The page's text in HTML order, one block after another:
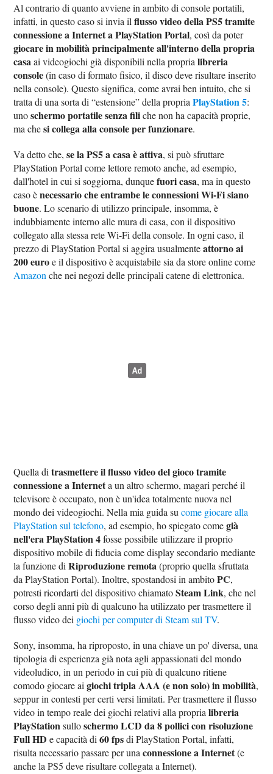
Al contrario di quanto avviene in ambito di console portatili,
infatti, in questo caso si invia ilflusso video della PS5 tramite
connessione a Internet a PlayStation Portal, così da poter
giocare in mobilità principalmente all'interno della propria
casaai videogiochi già disponibili nella proprialibreria
console(in caso di formato fisico, il disco deve risultare inserito
nella console). Questo significa, come avrai ben intuito, che si
tratta di una sorta di “estensione” della propriaPlayStation5:
unoschermo portatile senza filiche non ha capacità proprie,
ma chesi collega alla console per funzionare.
Va detto che,se la PS5 a casa è attiva, si può sfruttare
PlayStation Portal come lettore remoto anche, ad esempio,
dall'hotel in cui si soggiorna, dunquefuori casa, ma in questo
caso ènecessario che entrambe le connessioni Wi-Fi siano
buone. Lo scenario di utilizzo principale, insomma, è
indubbiamente interno alle mura di casa, con il dispositivo
collegato alla stessa rete Wi-Fi della console. In ogni caso, il
prezzo di PlayStation Portal si aggira usualmenteattorno ai
200 euroe il dispositivo è acquistabile sia da store online come
Amazon che nei negozi delle principali catene di elettronica.
Quella ditrasmettere il flusso video del gioco tramite
connessione a Interneta un altro schermo, magari perché il
televisore è occupato, non è un'idea totalmente nuova nel
mondo dei videogiochi. Nella mia guida sucome giocare alla
PlayStation sul telefono, ad esempio, ho spiegato comegià
nell'era PlayStation 4fosse possibile utilizzare il proprio
dispositivo mobile di fiducia come display secondario mediante
la funzione diRiproduzione remota(proprio quella sfruttata
da PlayStation Portal). Inoltre, spostandosi in ambitoPC,
potresti ricordarti del dispositivo chiamatoSteam Link, che nel
corso degli anni più di qualcuno ha utilizzato per trasmettere il
flusso video dei giochi per computer di Steam sul TV.
Sony, insomma, ha riproposto, in una chiave un po' diversa, una
tipologia di esperienza già nota agli appassionati del mondo
videoludico, in un periodo in cui più di qualcuno ritiene
comodo giocare aigiochi tripla AAA (e non solo) in mobilità,
seppur in contesti per certi versi limitati. Per trasmettere il flusso
video in tempo reale dei giochi relativi alla proprialibreria
PlayStationsulloschermo LCD da 8 pollici con risoluzione
Full HD e capacità di60 fpsdi PlayStation Portal, infatti,
risulta necessario passare per unaconnessione a Internet(e
anche la PS5 deve risultare collegata a Internet).